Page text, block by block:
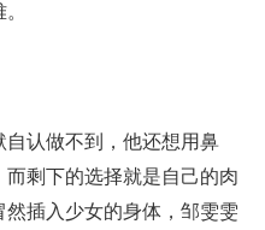
自认做不到，他还想用鼻
剩下的选择就是自己的肉
插入少女的身体，邹雯雯